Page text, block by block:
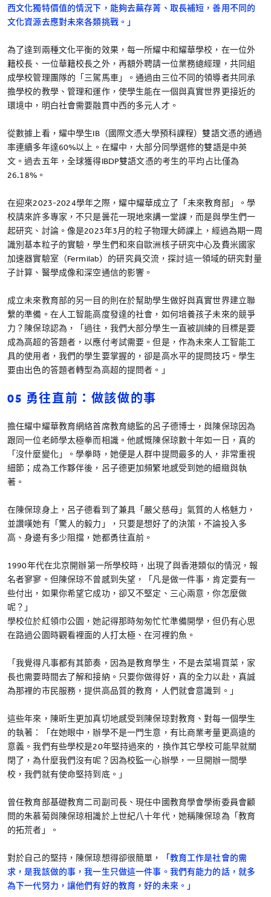
西文化獨特價值的情況下，能夠去蕪存菁、取長補短，善用不同的
文化資源去應對未來各類挑戰。」
為了達到兩種文化平衡的效果，每一所耀中和耀華學校，在一位外
籍校長、一位華籍校長之外，再額外聘請一位業務總經理，共同組
成學校管理團隊的「三駕馬車」。通過由三位不同的領導者共同承
擔學校的教學、管理和運作，使學生能在一個與真實世界更接近的
環境中，明白社會需要融貫中西的多元人才。
從數據上看，耀中學生IB（國際文憑大學預科課程）雙語文憑的通過
率連續多年達60%以上。在耀中，大部分同學選修的雙語是中英
文。過去五年，全球獲得IBDP雙語文憑的考生的平均占比僅為
26.18%。
在迎來2023-2024學年之際，耀中耀華成立了「未來教育部」。學
校請來許多專家，不只是曇花一現地來講一堂課，而是與學生們一
起研究、討論。像是2023年3月的粒子物理大師課上，經過為期一周
識別基本粒子的實驗，學生們和來自歐洲核子研究中心及費米國家
加速器實驗室（Fermilab）的研究員交流，探討這一領域的研究對量
子計算、醫學成像和深空通信的影響。
成立未來教育部的另一目的則在於幫助學生做好與真實世界建立聯
繫的準備。在人工智能高度發達的社會，如何培養孩子未來的競爭
力？陳保琼認為，「過往，我們大部分學生一直被訓練的目標是要
成為高超的答題者，以應付考試需要。但是，作為未來人工智能工
具的使用者，我們的學生要掌握的，卻是高水平的提問技巧。學生
要由出色的答題者轉型為高超的提問者。」
05 勇往直前：做該做的事
擔任耀中耀華教育網絡首席教育總監的呂子德博士，與陳保琼因為
跟同一位老師學太極拳而相識。他感慨陳保琼數十年如一日，真的
「沒什麼變化」。學拳時，她便是人群中提問最多的人，非常重視
細節；成為工作夥伴後，呂子德更加頻繁地感受到她的細緻與執
著。
在陳保琼身上，呂子德看到了兼具「嚴父慈母」氣質的人格魅力，
並讚嘆她有「驚人的毅力」，只要是想好了的決策，不論投入多
高、身邊有多少阻擋，她都勇往直前。
1990年代在北京開辦第一所學校時，出現了與香港類似的情況，報
名者寥寥。但陳保琼不曾感到失望，「凡是做一件事，肯定要有一
些付出，如果你希望它成功，卻又不堅定、三心兩意，你怎麼做
呢？」
學校位於紅領巾公園，她記得那時匆匆忙忙準備開學，但仍有心思
在路過公園時觀看裡面的人打太極、在河裡釣魚。
「我覺得凡事都有其節奏，因為是教育學生，不是去菜場買菜，家
長也需要時間去了解和接納。只要你做得好，真的全力以赴，真誠
為那裡的市民服務，提供高品質的教育，人們就會意識到。」
這些年來，陳昕生更加真切地感受到陳保琼對教育、對每一個學生
的執著：「在她眼中，辦學不是一門生意，有比商業考量更高遠的
意義。我們有些學校是20年堅持過來的，換作其它學校可能早就關
閉了，為什麼我們沒有呢？因為校監一心辦學，一旦開辦一間學
校，我們就有使命堅持到底。」
曾任教育部基礎教育二司副司長、現任中國教育學會學術委員會顧
問的朱慕菊與陳保琼相識於上世紀八十年代，她稱陳保琼為「教育
的拓荒者」。
對於自己的堅持，陳保琼想得卻很簡單，
「教育工作是社會的需
求，是我該做的事，我一生只做這一件事。我們有能力的話，就多
為下一代努力，讓他們有好的教育，好的未來。」